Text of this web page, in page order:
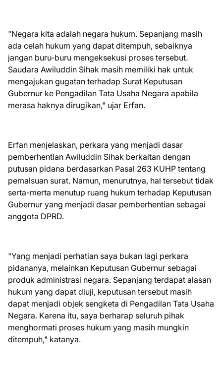
"Negara kita adalah negara hukum. Sepanjang masih
ada celah hukum yang dapat ditempuh, sebaiknya
jangan buru-buru mengeksekusi proses tersebut.
Saudara Awiluddin Sihak masih memiliki hak untuk
mengajukan gugatan terhadap Surat Keputusan
Gubernur ke Pengadilan Tata Usaha Negara apabila
merasa haknya dirugikan," ujar Erfan.
Erfan menjelaskan, perkara yang menjadi dasar
pemberhentian Awiluddin Sihak berkaitan dengan
putusan pidana berdasarkan Pasal 263 KUHP tentang
pemalsuan surat. Namun, menurutnya, hal tersebut tidak
serta-merta menutup ruang hukum terhadap Keputusan
Gubernur yang menjadi dasar pemberhentian sebagai
anggota DPRD.
"Yang menjadi perhatian saya bukan lagi perkara
pidananya, melainkan Keputusan Gubernur sebagai
produk administrasi negara. Sepanjang terdapat alasan
hukum yang dapat diuji, keputusan tersebut masih
dapat menjadi objek sengketa di Pengadilan Tata Usaha
Negara. Karena itu, saya berharap seluruh pihak
menghormati proses hukum yang masih mungkin
ditempuh," katanya.